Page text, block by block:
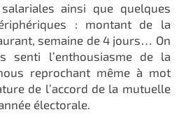
ainsi que quelques
: montant de la
semaine de 4 jours… On
senti l’enthousiasme de la
reprochant même à mot
de l’accord de la mutuelle
électorale.